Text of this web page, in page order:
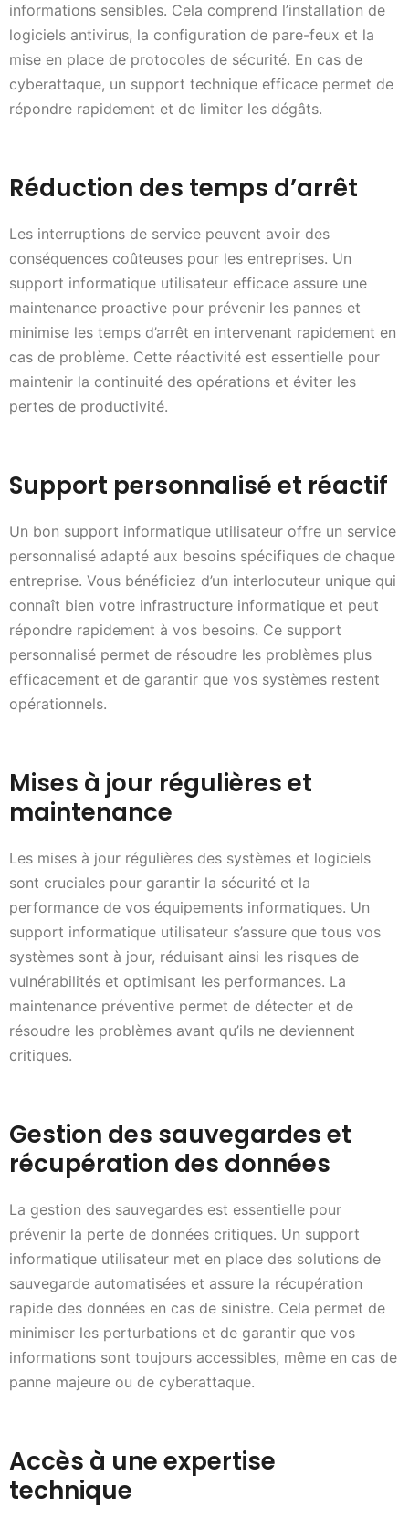
informations sensibles. Cela comprend l’installation de
logiciels antivirus, la configuration de pare-feux et la
mise en place de protocoles de sécurité. En cas de
cyberattaque, un support technique efficace permet de
répondre rapidement et de limiter les dégâts.
Réduction des temps d’arrêt
Les interruptions de service peuvent avoir des
conséquences coûteuses pour les entreprises. Un
support informatique utilisateur efficace assure une
maintenance proactive pour prévenir les pannes et
minimise les temps d’arrêt en intervenant rapidement en
cas de problème. Cette réactivité est essentielle pour
maintenir la continuité des opérations et éviter les
pertes de productivité.
Support personnalisé et réactif
Un bon support informatique utilisateur offre un service
personnalisé adapté aux besoins spécifiques de chaque
entreprise. Vous bénéficiez d’un interlocuteur unique qui
connaît bien votre infrastructure informatique et peut
répondre rapidement à vos besoins. Ce support
personnalisé permet de résoudre les problèmes plus
efficacement et de garantir que vos systèmes restent
opérationnels.
Mises à jour régulières et
maintenance
Les mises à jour régulières des systèmes et logiciels
sont cruciales pour garantir la sécurité et la
performance de vos équipements informatiques. Un
support informatique utilisateur s’assure que tous vos
systèmes sont à jour, réduisant ainsi les risques de
vulnérabilités et optimisant les performances. La
maintenance préventive permet de détecter et de
résoudre les problèmes avant qu’ils ne deviennent
critiques.
Gestion des sauvegardes et
récupération des données
La gestion des sauvegardes est essentielle pour
prévenir la perte de données critiques. Un support
informatique utilisateur met en place des solutions de
sauvegarde automatisées et assure la récupération
rapide des données en cas de sinistre. Cela permet de
minimiser les perturbations et de garantir que vos
informations sont toujours accessibles, même en cas de
panne majeure ou de cyberattaque.
Accès à une expertise
technique